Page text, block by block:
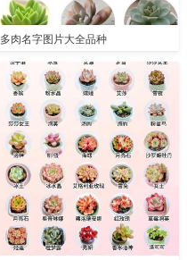
多肉名字图片大全品种